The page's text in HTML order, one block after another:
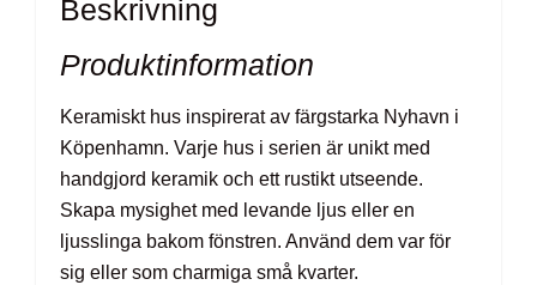
Beskrivning
Produktinformation
Keramiskt hus inspirerat av färgstarka Nyhavn i
Köpenhamn. Varje hus i serien är unikt med
handgjord keramik och ett rustikt utseende.
Skapa mysighet med levande ljus eller en
ljusslinga bakom fönstren. Använd dem var för
sig eller som charmiga små kvarter.